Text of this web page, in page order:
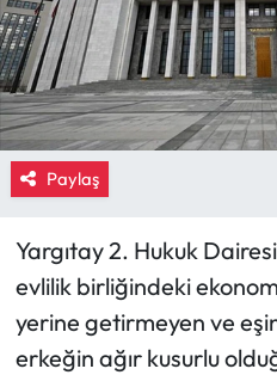
Paylaş
Yargıtay 2. Hukuk
evlilik birliğindeki
yerine getirmeyen ve
erkeğin ağır kusurlu
İskilip Haberleri
Kargı Haberleri
Kimdir?
Laçin Haberleri
Magazin